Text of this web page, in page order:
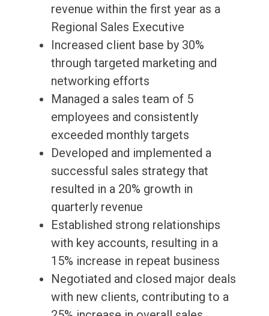
revenue within the first year as a
Regional Sales Executive
Increased client base by 30%
through targeted marketing and
networking efforts
Managed a sales team of 5
employees and consistently
exceeded monthly targets
Developed and implemented a
successful sales strategy that
resulted in a 20% growth in
quarterly revenue
Established strong relationships
with key accounts, resulting in a
15% increase in repeat business
Negotiated and closed major deals
with new clients, contributing to a